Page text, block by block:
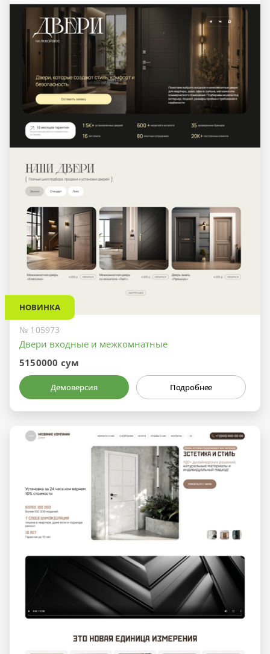
НОВИНКА
№ 105973
Двери входные и межкомнатные
5150000 сум
Демоверсия Подробнее